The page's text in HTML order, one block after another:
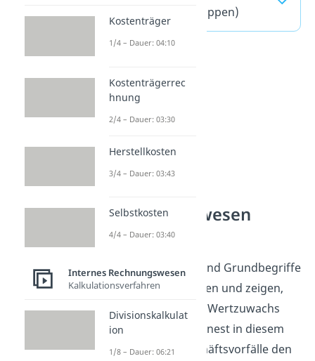
(ausklappen)
Rechnungswesen
verstehen
Ertrag und Erlös sind Grundbegriffe
im Rechnungswesen und zeigen,
wie Unternehmen Wertzuwachs
einordnen. Du ordnest in diesem
Themenfeld Geschäftsvorfälle den
Kostenträger
1/4 – Dauer: 04:10
Kostenträgerrec
hnung
2/4 – Dauer: 03:30
Herstellkosten
3/4 – Dauer: 03:43
Selbstkosten
4/4 – Dauer: 03:40
Internes Rechnungswesen
Kalkulationsverfahren
Divisionskalkulat
ion
1/8 – Dauer: 06:21